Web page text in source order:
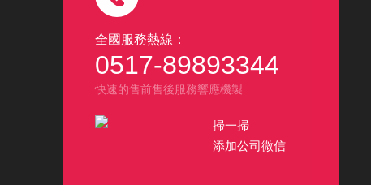
全國服務熱線：
0517-89893344
快速的售前售後服務響應機製
掃一掃
添加公司微信